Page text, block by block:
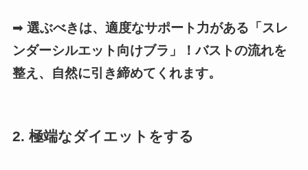
➡ 選ぶべきは、適度なサポート力がある「スレ
ンダーシルエット向けブラ」！バストの流れを
整え、自然に引き締めてくれます。
2. 極端なダイエットをする